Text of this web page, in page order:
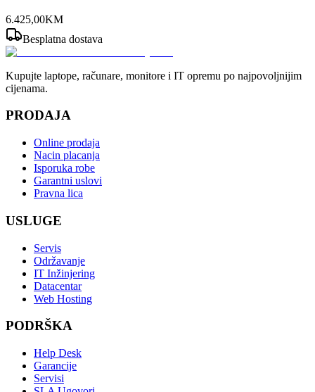
6.425,00KM
Besplatna dostava
Kupujte laptope, računare, monitore i IT opremu po najpovoljnijim
cijenama.
PRODAJA
Online prodaja
Nacin placanja
Isporuka robe
Garantni uslovi
Pravna lica
USLUGE
Servis
Održavanje
IT Inžinjering
Datacentar
Web Hosting
PODRŠKA
Help Desk
Garancije
Servisi